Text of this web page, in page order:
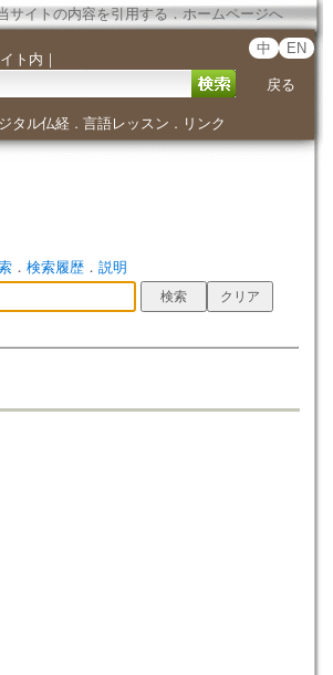
サイトの内容を引用する ． ホームページへ
ト内 ｜
中 EN
戻る
タル仏経． 言語レッスン ． リンク
． 検索履歴． 説明